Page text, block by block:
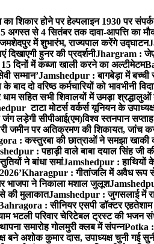
शिकार होने पर हेल्पलाइन 1930 पर
अगस्त से 4 सितंबर तक दावा-आपत्ति का
में शुभारंभ, राज्यपाल करेंगे उद्घाटन
हुनर की प्रदर्शनीJhargram :
दिनों में कब्जा खाली करने का अल्टीमेटम
सम्मान’Jamshedpur : बागबेड़ा में
दो वरिष्ठ कर्मचारियों को भावभीनी
धाम सहित सभी शिवालयों में उमड़ा
टाटा मोटर्स वर्कर्स यूनियन के
जंग लड़ेगी सीपीआई(एम)विश्व स्तनपान
जमीन पर अतिक्रमण की शिकायत, जांच
: कस्तुरबा की छात्राओं ने समझा खाकी
: पहाड़ी वाले बाबा दयाल सिंह जी
ने बांधा समांJamshedpur : हाथियों के
Kharagpur : गीतांजलि में अवैध रूप से
भाजपा ने निकाला मशाल जुलूश
की मुलाकातJamshedpur : जुगसलाई में
: सीनियर एसपी डॉक्टर एहतेशाम
भटली परिवार चेरिटेबल ट्रस्ट की भजन
समारोह गोलमुरी क्लब में संपन्नPotka :
अशोक कुमार दास, उपाध्यक्ष चुनी गई